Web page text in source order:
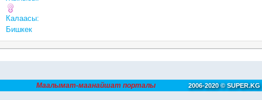
Калаасы:
Бишкек
Маалымат-маанайшат порталы 2006-2020 © SUPER.KG